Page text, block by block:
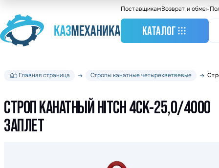
ПоставщикамВозврат и обмен
КАТАЛОГ
Станочное
оборудование
Складское
Главная страница Стропы канатные четырехветвевые
СТРОП КАНАТНЫЙ HITCH 4СК-25,0/4000
ЗАПЛЕТ